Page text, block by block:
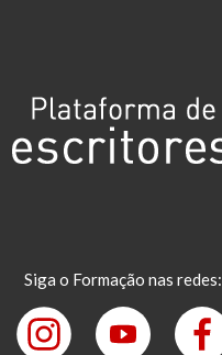
Siga o Formação nas redes: